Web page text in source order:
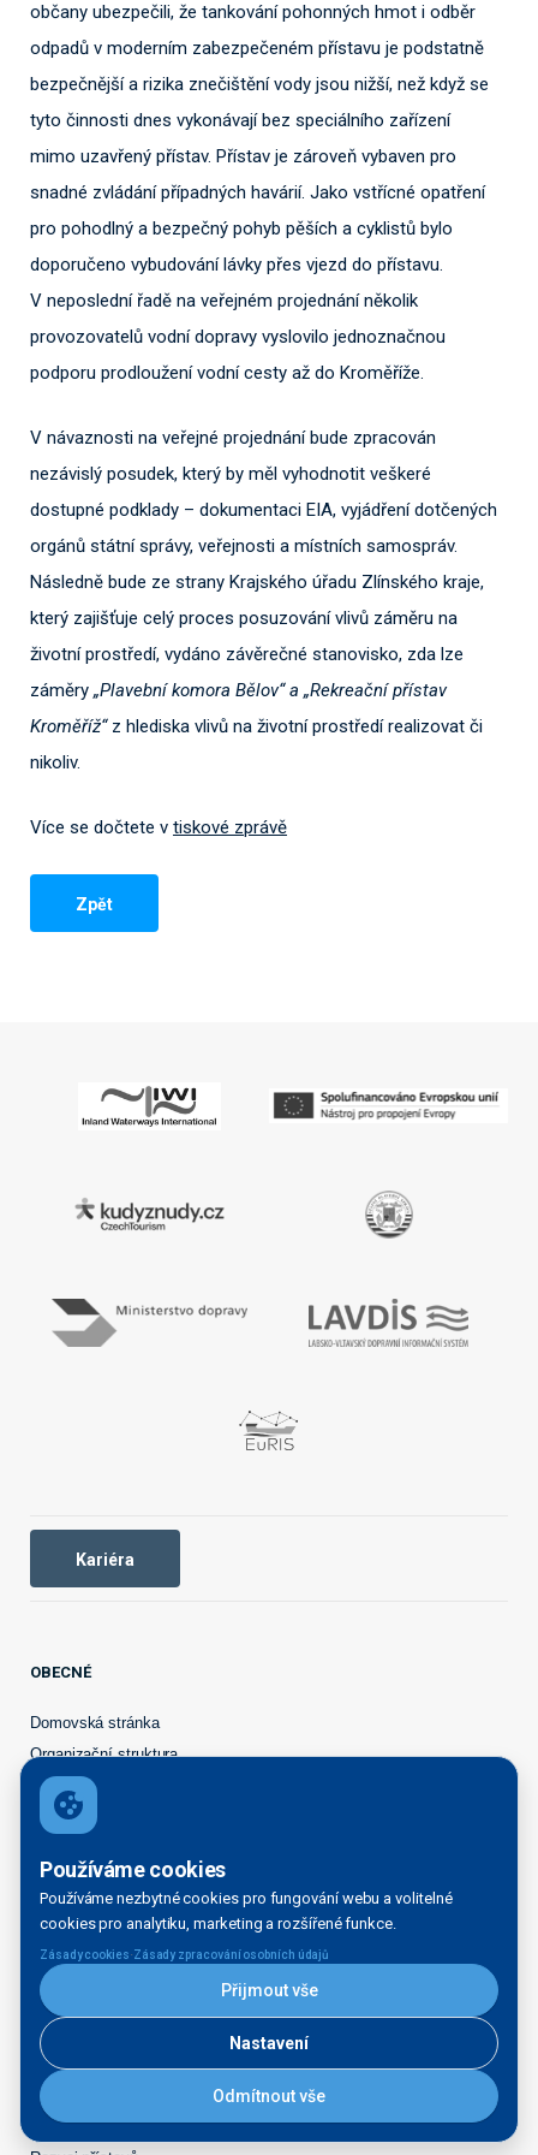
Používáme cookies
Používáme nezbytné cookies pro fungování webu a volitelné
cookies pro analytiku, marketing a rozšířené funkce.
Zásady cookies·Zásady zpracování osobních údajů
Přijmout vše
Nastavení
Odmítnout vše
občany ubezpečili, že tankování pohonných hmot i odběr
odpadů v moderním zabezpečeném přístavu je podstatně
bezpečnější a rizika znečištění vody jsou nižší, než když se
tyto činnosti dnes vykonávají bez speciálního zařízení
mimo uzavřený přístav. Přístav je zároveň vybaven pro
snadné zvládání případných havárií. Jako vstřícné opatření
pro pohodlný a bezpečný pohyb pěších a cyklistů bylo
doporučeno vybudování lávky přes vjezd do přístavu.
V neposlední řadě na veřejném projednání několik
provozovatelů vodní dopravy vyslovilo jednoznačnou
podporu prodloužení vodní cesty až do Kroměříže.
V návaznosti na veřejné projednání bude zpracován
nezávislý posudek, který by měl vyhodnotit veškeré
dostupné podklady – dokumentaci EIA, vyjádření dotčených
orgánů státní správy, veřejnosti a místních samospráv.
Následně bude ze strany Krajského úřadu Zlínského kraje,
který zajišťuje celý proces posuzování vlivů záměru na
životní prostředí, vydáno závěrečné stanovisko, zda lze
záměry „Plavební komora Bělov“ a „Rekreační přístav
Kroměříž“z hlediska vlivů na životní prostředí realizovat či
nikoliv.
Více se dočtete v tiskové zprávě
Zpět
Kariéra
OBECNÉ
Domovská stránka
Organizační struktura
Kontakty
Legal disclaimer
INFORMAČNÍ SERVIS
Aktuality
Kontakt pro média
Tiskové zprávy
Veřejné zakázky
Majetek k prodeji
STRATEGICKÉ ZÁMĚRY
Přístaviště na Labi